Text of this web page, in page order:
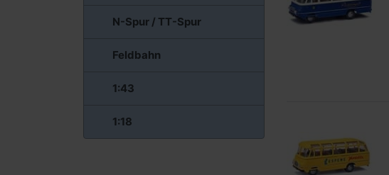
N-Spur / TT-Spur
Feldbahn
1:43
1:18